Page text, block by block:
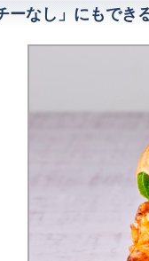
ーなし」にもでき